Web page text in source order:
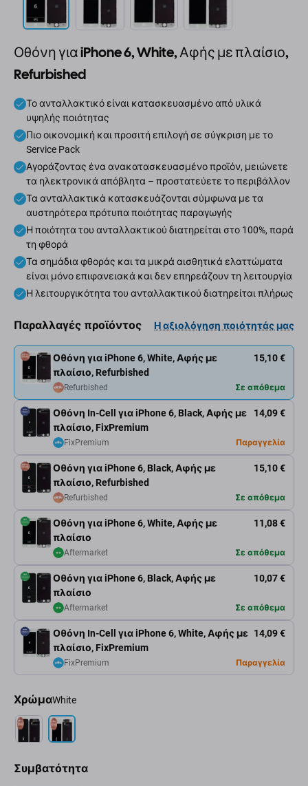
Οθόνη για iPhone 6, White, Αφής με πλαίσιο,
Refurbished
Το ανταλλακτικό είναι κατασκευασμένο από υλικά
υψηλής ποιότητας
Πιο οικονομική και προσιτή επιλογή σε σύγκριση με το
Service Pack
Αγοράζοντας ένα ανακατασκευασμένο προϊόν, μειώνετε
τα ηλεκτρονικά απόβλητα – προστατεύετε το περιβάλλον
Τα ανταλλακτικά κατασκευάζονται σύμφωνα με τα
αυστηρότερα πρότυπα ποιότητας παραγωγής
Η ποιότητα του ανταλλακτικού διατηρείται στο 100%, παρά
τη φθορά
Τα σημάδια φθοράς και τα μικρά αισθητικά ελαττώματα
είναι μόνο επιφανειακά και δεν επηρεάζουν τη λειτουργία
Η λειτουργικότητα του ανταλλακτικού διατηρείται πλήρως
Παραλλαγές προϊόντος Η αξιολόγηση ποιότητάς μας
Οθόνη In-Cell για iPhone 6, Black, Αφής με
πλαίσιο, FixPremium
14,09 €
FixPremium Παραγγελία
Οθόνη για iPhone 6, Black, Αφής με
πλαίσιο, Refurbished
15,10 €
Refurbished Σε απόθεμα
Οθόνη για iPhone 6, White, Αφής με
πλαίσιο
11,08 €
Aftermarket Σε απόθεμα
Οθόνη για iPhone 6, Black, Αφής με
πλαίσιο
10,07 €
Aftermarket Σε απόθεμα
Οθόνη για iPhone 6, White, Αφής με
πλαίσιο, Refurbished
15,10 €
Refurbished Σε απόθεμα
Οθόνη In-Cell για iPhone 6, White, Αφής με
πλαίσιο, FixPremium
14,09 €
FixPremium Παραγγελία
ΧρώμαWhite
Συμβατότητα